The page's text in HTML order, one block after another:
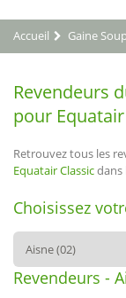
Accueil Gaine
Revendeurs
pour
Retrouvez tous les
Equatair Classicdans
Choisissez
Revendeurs -